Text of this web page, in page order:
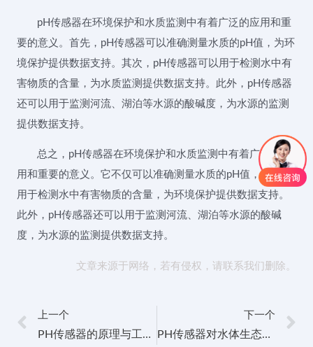
pH传感器在环境保护和水质监测中有着广泛的应用和重
要的意义。首先，pH传感器可以准确测量水质的pH值，为环
境保护提供数据支持。其次，pH传感器可以用于检测水中有
害物质的含量，为水质监测提供数据支持。此外，pH传感器
还可以用于监测河流、湖泊等水源的酸碱度，为水源的监测
提供数据支持。
总之，pH传感器在环境保护和水质监测中有着广泛的应
用和重要的意义。它不仅可以准确测量水质的pH值，还可以
用于检测水中有害物质的含量，为环境保护提供数据支持。
此外，pH传感器还可以用于监测河流、湖泊等水源的酸碱
度，为水源的监测提供数据支持。
文章来源于网络，若有侵权，请联系我们删除。
上一个
PH传感器的原理与工作机制解析
下一个
PH传感器对水体生态系统和生物健康的重要性与作用